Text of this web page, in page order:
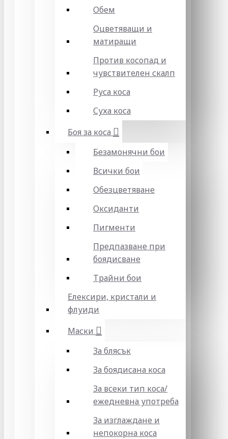
Обем
Оцветяващи и
матиращи
Против косопад и
чувствителен скалп
Руса коса
Суха коса
Боя за коса
Безамонячни бои
Всички бои
Обезцветяване
Оксиданти
Пигменти
Предпазване при
боядисване
Трайни бои
Елексири, кристали и
флуиди
Маски
За блясък
За боядисана коса
За всеки тип коса/
ежедневна употреба
За изглаждане и
непокорна коса